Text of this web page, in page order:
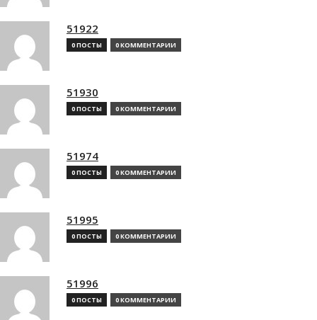
51922
0 ПОСТЫ 0 КОММЕНТАРИИ
51930
0 ПОСТЫ 0 КОММЕНТАРИИ
51974
0 ПОСТЫ 0 КОММЕНТАРИИ
51995
0 ПОСТЫ 0 КОММЕНТАРИИ
51996
0 ПОСТЫ 0 КОММЕНТАРИИ